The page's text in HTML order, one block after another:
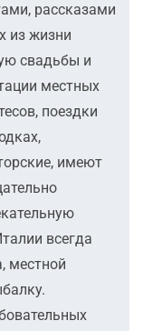
рассказами
из жизни
свадьбы и
местных
поездки
имеют
всегда
местной